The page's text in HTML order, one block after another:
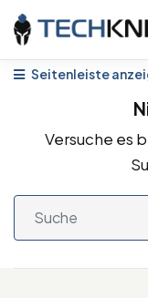
Seitenleiste
Versuche es